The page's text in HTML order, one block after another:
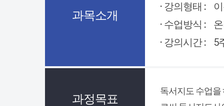
과목소개
· 강의형태 :
· 수업방식 :
· 강의시간 :
5
과정목표
독서지도 수업